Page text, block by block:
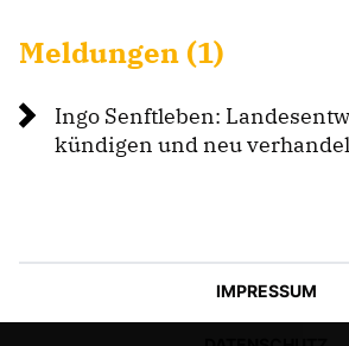
LANDESVORSTAND
ORGANISATION
KREISVERBÄNDE
PARTEIGERICHT
Meldungen (1)
Ingo Senftleben:
kündigen und neu
IMPRESSUM